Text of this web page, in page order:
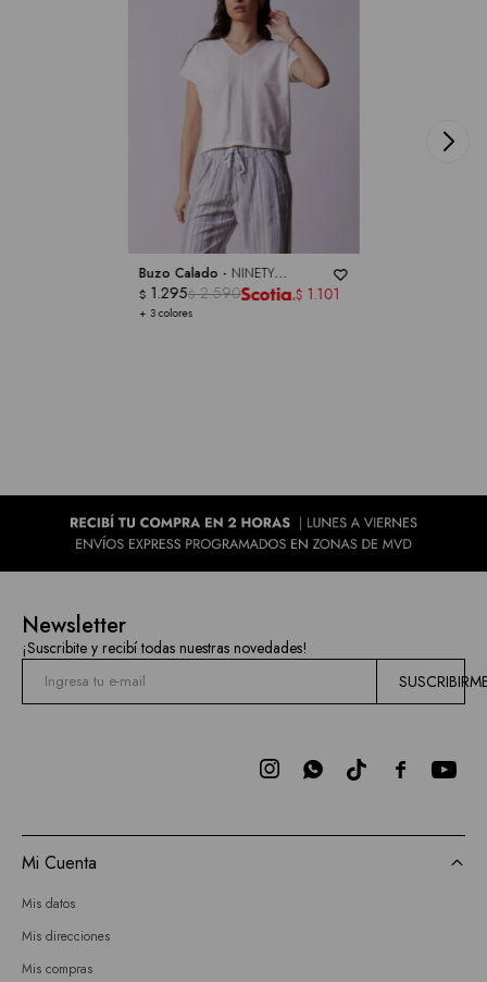
Buzo Calado - NINETY
CLOTHING
+ 3 colores
$ 1.295$ 2.590 $ 1.101
Newsletter
¡Suscribite y recibí todas nuestras novedades!

 
Mi Cuenta
Mis datos
Mis direcciones
Mis compras